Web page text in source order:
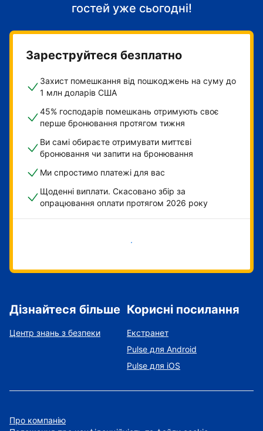
гостей уже сьогодні!
Зареструйтеся безплатно
Захист помешкання від пошкоджень на суму до
1 млн доларів США
45% господарів помешкань отримують своє
перше бронювання протягом тижня
Ви самі обираєте отримувати миттєві
бронювання чи запити на бронювання
Ми спростимо платежі для вас
Щоденні виплати. Скасовано збір за
опрацювання оплати протягом 2026 року
Розпочати зараз
Дізнайтеся більше
Центр знань з безпеки
Корисні посилання
Екстранет
Pulse для Android
Pulse для iOS
Про компанію